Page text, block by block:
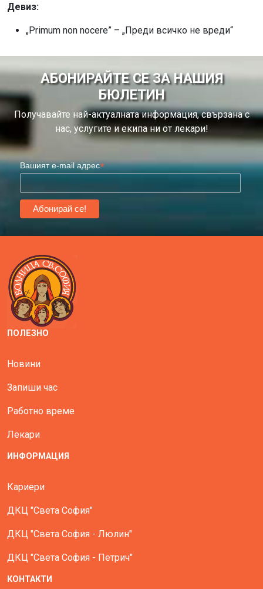
Девиз:
„Primum non nocere” – „Преди всичко не вреди“
АБОНИРАЙТЕ СЕ ЗА НАШИЯ
БЮЛЕТИН
Получавайте най-актуалната информация, свързана с
нас, услугите и екипа ни от лекари!
Вашият e-mail адрес*
ПОЛЕЗНО
Новини
Запиши час
Работно време
Лекари
ИНФОРМАЦИЯ
Кариери
ДКЦ "Света София"
ДКЦ "Света София - Люлин"
ДКЦ "Света София - Петрич"
КОНТАКТИ